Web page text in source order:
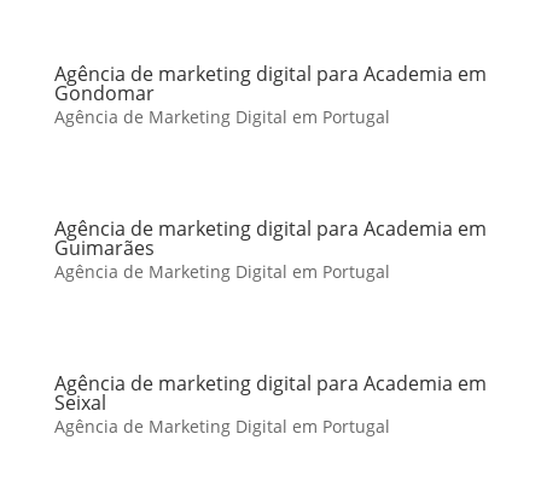
Agência de marketing digital para Academia em
Gondomar
Agência de Marketing Digital em Portugal
Agência de marketing digital para Academia em
Guimarães
Agência de Marketing Digital em Portugal
Agência de marketing digital para Academia em
Seixal
Agência de Marketing Digital em Portugal